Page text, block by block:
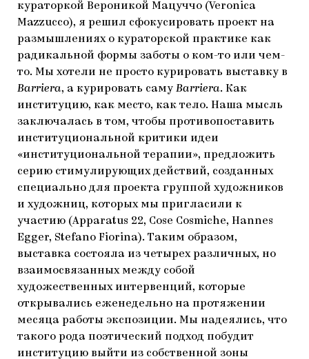
кураторкой Вероникой Мацуччо (Veronica
Mazzucco), я решил сфокусировать проект на
размышлениях о кураторской практике как
радикальной формы заботы о ком-то или чем-
то. Мы хотели не просто курировать выставку в
Barriera, а курировать саму Barriera. Как
институцию, как место, как тело. Наша мысль
заключалась в том, чтобы противопоставить
институциональной критики идеи
«институциональной терапии», предложить
серию стимулирующих действий, созданных
специально для проекта группой художников
и художниц, которых мы пригласили к
участию (Apparatus 22, Сose Cosmiche, Hannes
Egger, Stefano Fiorina). Таким образом,
выставка состояла из четырех различных, но
взаимосвязанных между собой
художественных интервенций, которые
открывались еженедельно на протяжении
месяца работы экспозиции. Мы надеялись, что
такого рода поэтический подход побудит
институцию выйти из собственной зоны